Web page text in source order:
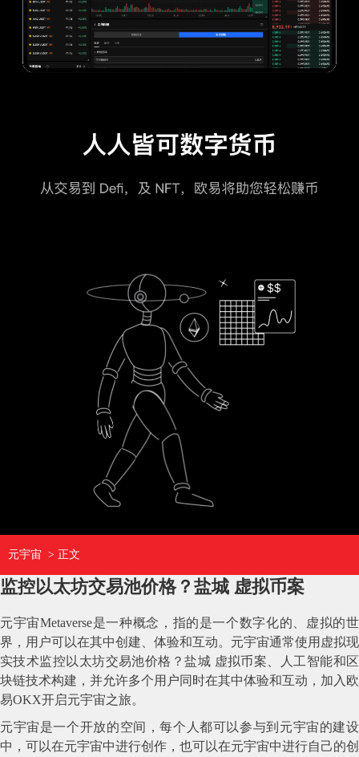
元宇宙 > 正文
监控以太坊交易池价格？盐城 虚拟币案
元宇宙Metaverse是一种概念，指的是一个数字化的、虚拟的世
界，用户可以在其中创建、体验和互动。元宇宙通常使用虚拟现
实技术监控以太坊交易池价格？盐城 虚拟币案、人工智能和区
块链技术构建，并允许多个用户同时在其中体验和互动，加入欧
易OKX开启元宇宙之旅。
元宇宙是一个开放的空间，每个人都可以参与到元宇宙的建设
中，可以在元宇宙中进行创作，也可以在元宇宙中进行自己的创